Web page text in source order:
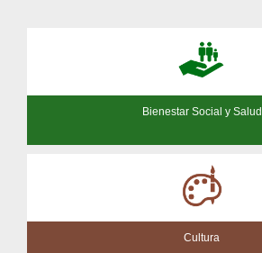
Bienestar Social y Salud
Cultura